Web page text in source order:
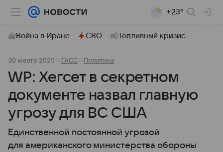
+23°
Война в Иране СВО Топливный кризис
30 марта 2025 ТАСС Политика
WP: Хегсет в секретном
документе назвал главную
угрозу для ВС США
Единственной постоянной угрозой
для американского министерства обороны